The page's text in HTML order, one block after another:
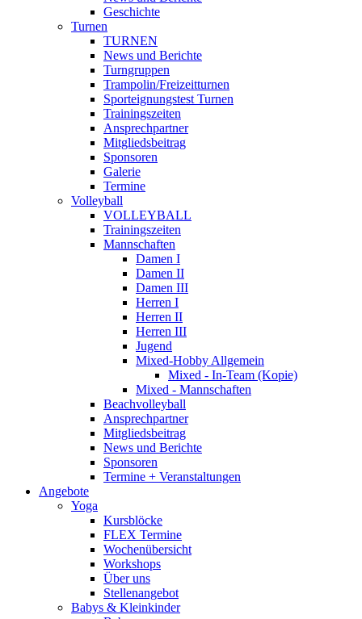
Geschichte
Turnen
TURNEN
News und Berichte
Turngruppen
Trampolin/Freizeitturnen
Sporteignungstest Turnen
Trainingszeiten
Ansprechpartner
Mitgliedsbeitrag
Sponsoren
Galerie
Termine
Volleyball
VOLLEYBALL
Trainingszeiten
Mannschaften
Damen I
Damen II
Damen III
Herren I
Herren II
Herren III
Jugend
Mixed-Hobby Allgemein
Mixed - In-Team (Kopie)
Mixed - Mannschaften
Beachvolleyball
Ansprechpartner
Mitgliedsbeitrag
News und Berichte
Sponsoren
Termine + Veranstaltungen
Angebote
Yoga
Kursblöcke
FLEX Termine
Wochenübersicht
Workshops
Über uns
Stellenangebot
Babys & Kleinkinder